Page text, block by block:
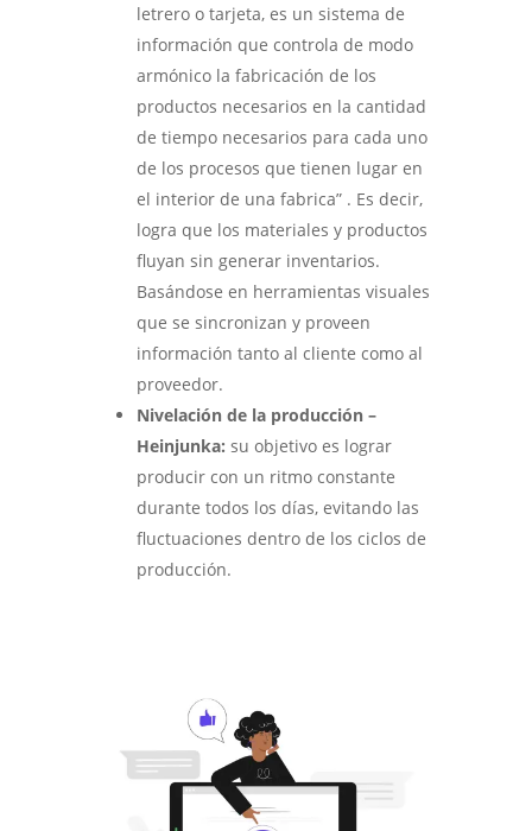
letrero o tarjeta, es un sistema de
información que controla de modo
armónico la fabricación de los
productos necesarios en la cantidad
de tiempo necesarios para cada uno
de los procesos que tienen lugar en
el interior de una fabrica” . Es decir,
logra que los materiales y productos
fluyan sin generar inventarios.
Basándose en herramientas visuales
que se sincronizan y proveen
información tanto al cliente como al
proveedor.
Nivelación de la producción –
Heinjunka: su objetivo es lograr
producir con un ritmo constante
durante todos los días, evitando las
fluctuaciones dentro de los ciclos de
producción.